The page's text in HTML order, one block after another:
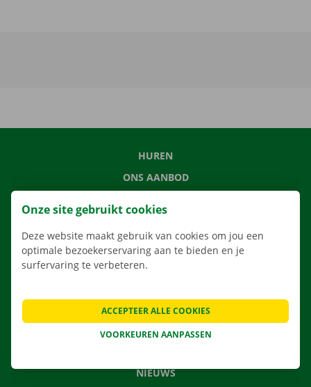
HUREN
ONS AANBOD
APP
VERHUISOPLOSSINGEN
CONTACTEER ONS
NIEUWS
Onze site gebruikt cookies
Deze website maakt gebruik van cookies om jou een
optimale bezoekerservaring aan te bieden en je
surfervaring te verbeteren.
VOORKEUREN AANPASSEN
ACCEPTEER ALLE COOKIES